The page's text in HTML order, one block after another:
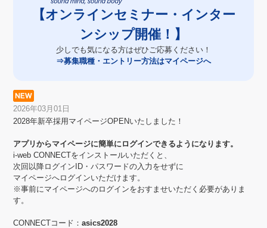
【オンラインセミナー・インター
ンシップ開催！】
少しでも気になる方はぜひご応募ください！
⇒募集職種・エントリー方法はマイページへ
2026年03月01日
2028年新卒採用マイページOPENいたしました！
アプリからマイページに簡単にログインできるようになります。
i-web CONNECTをインストールいただくと、
次回以降ログインID・パスワードの入力をせずに
マイページへログインいただけます。
※事前にマイページへのログインをおすませいただく必要がありま
す。
CONNECTコード：asics2028